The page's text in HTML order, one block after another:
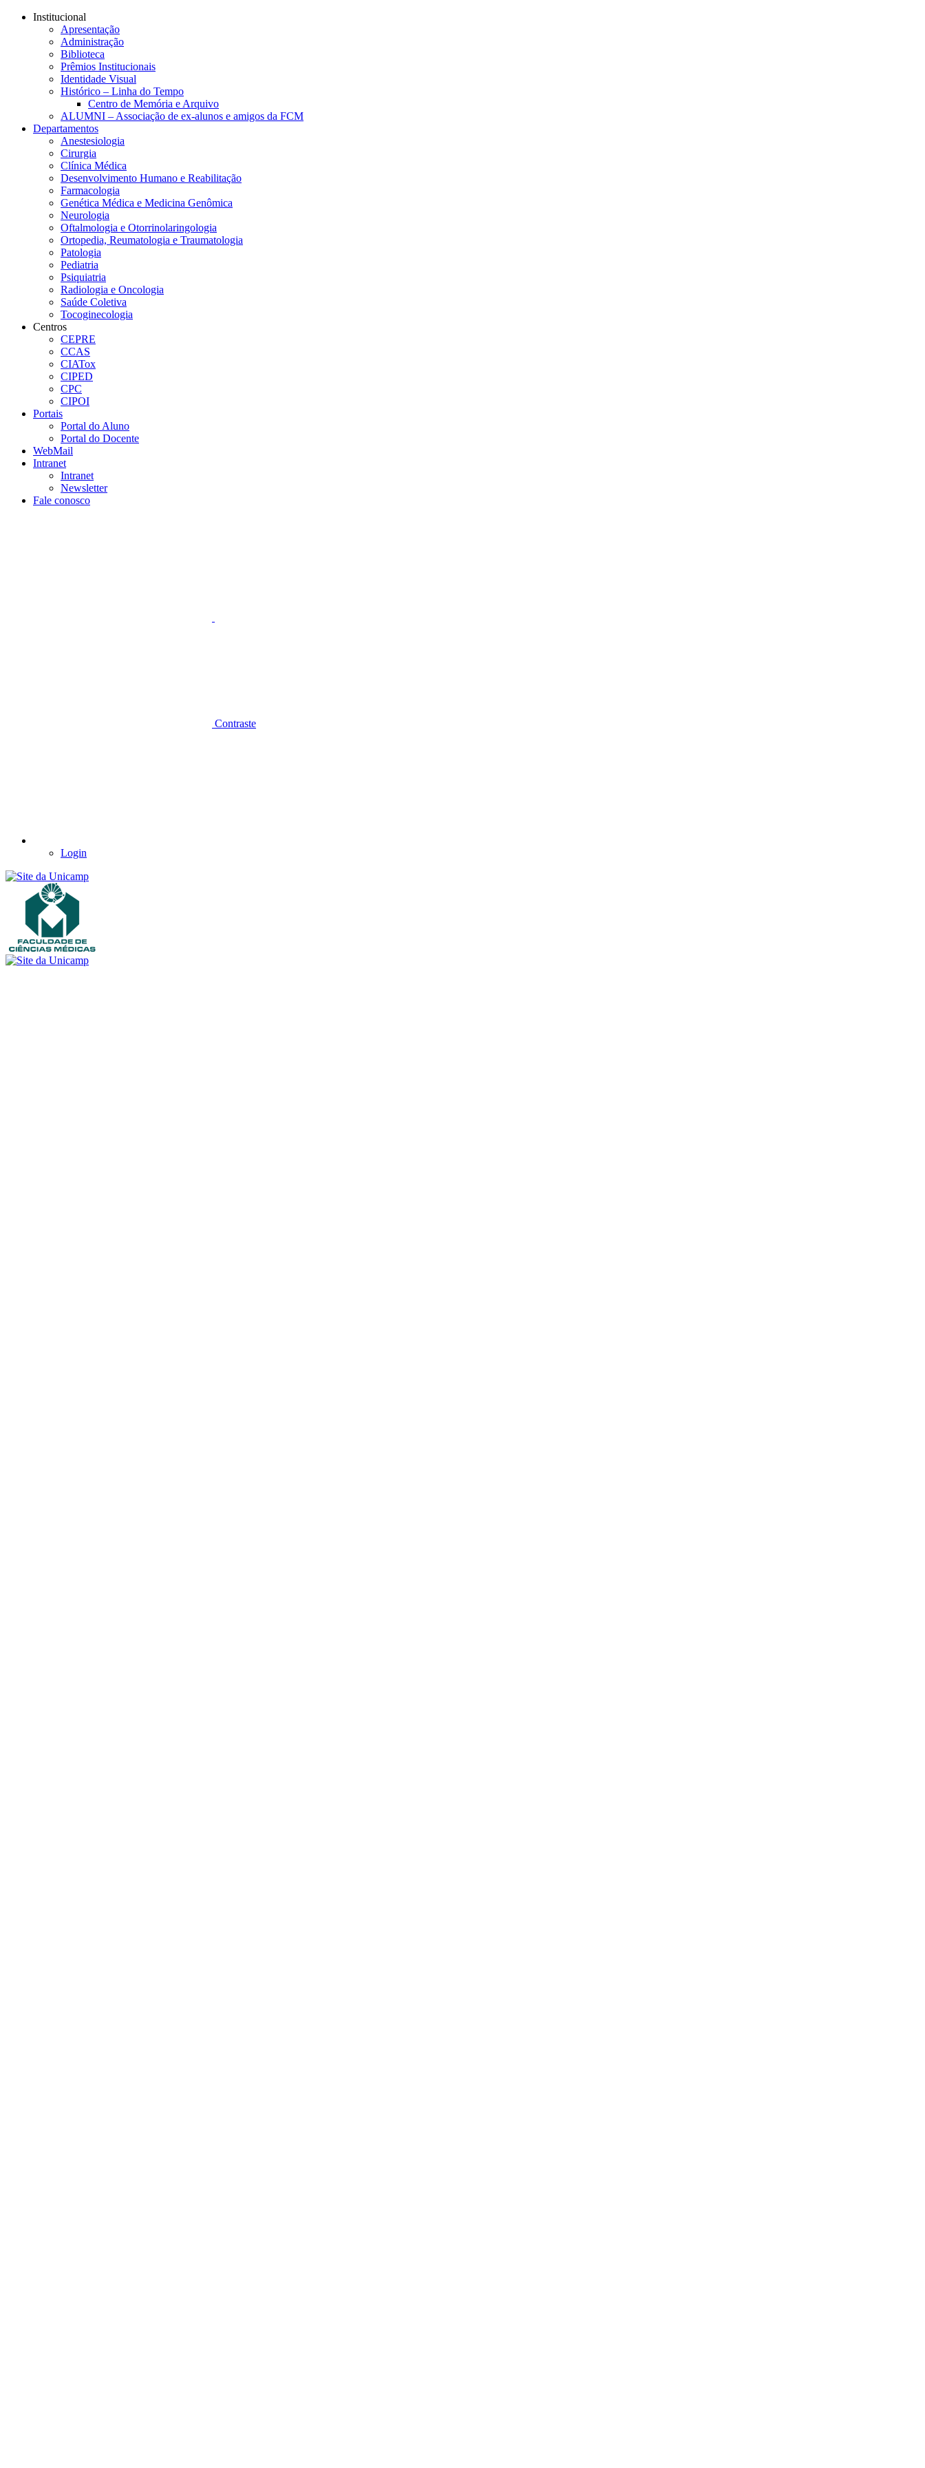
Conteúdo principal
Institucional
Apresentação
Administração
Biblioteca
Prêmios Institucionais
Identidade Visual
Histórico – Linha do Tempo
Centro de Memória e Arquivo
ALUMNI – Associação de ex-alunos e amigos da FCM
Departamentos
Anestesiologia
Cirurgia
Clínica Médica
Desenvolvimento Humano e Reabilitação
Farmacologia
Genética Médica e Medicina Genômica
Neurologia
Oftalmologia e Otorrinolaringologia
Ortopedia, Reumatologia e Traumatologia
Patologia
Pediatria
Psiquiatria
Radiologia e Oncologia
Saúde Coletiva
Tocoginecologia
Centros
CEPRE
CCAS
CIATox
CIPED
CPC
CIPOI
Portais
Portal do Aluno
Portal do Docente
WebMail
Intranet
Intranet
Newsletter
Fale conosco
Contraste
Login